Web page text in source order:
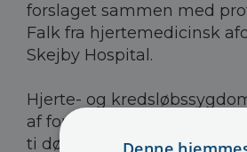
forslaget sammen med
Falk fra hjertemedicinsk
Skejby Hospital.
Hjerte- og
af forsnævrede blodårer er
ti dødsfald og koster årligt